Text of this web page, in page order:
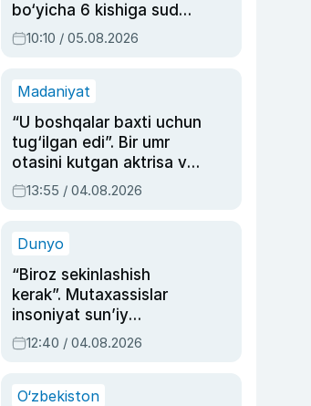
bo‘yicha 6 kishiga sud
hukmi o‘qildi
10:10 / 05.08.2026
Madaniyat
“U boshqalar baxti uchun
tug‘ilgan edi”. Bir umr
otasini kutgan aktrisa va
dublyaj ustasi Rimma
Ahmedovaning
13:55 / 04.08.2026
Dunyo
“Biroz sekinlashish
kerak”. Mutaxassislar
insoniyat sun’iy
intellektni boshqara
olmay qolishidan xavotir
12:40 / 04.08.2026
O‘zbekiston